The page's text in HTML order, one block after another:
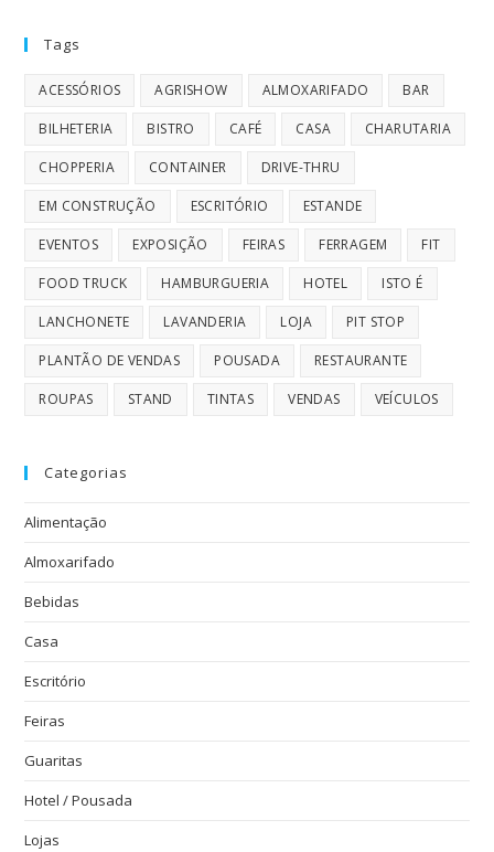
Tags
ACESSÓRIOS AGRISHOW ALMOXARIFADO BAR
BILHETERIA BISTRO CAFÉ CASA CHARUTARIA
CHOPPERIA CONTAINER DRIVE-THRU
EM CONSTRUÇÃO ESCRITÓRIO ESTANDE
EVENTOS EXPOSIÇÃO FEIRAS FERRAGEM FIT
FOOD TRUCK HAMBURGUERIA HOTEL ISTO É
LANCHONETE LAVANDERIA LOJA PIT STOP
PLANTÃO DE VENDAS POUSADA RESTAURANTE
ROUPAS STAND TINTAS VENDAS VEÍCULOS
Categorias
Alimentação
Almoxarifado
Bebidas
Casa
Escritório
Feiras
Guaritas
Hotel / Pousada
Lojas